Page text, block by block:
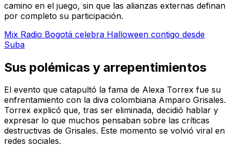
camino en el juego, sin que las alianzas externas definan
por completo su participación.
Mix Radio Bogotá celebra Halloween contigo desde
Suba
Sus polémicas y arrepentimientos
El evento que catapultó la fama de Alexa Torrex fue su
enfrentamiento con la diva colombiana Amparo Grisales.
Torrex explicó que, tras ser eliminada, decidió hablar y
expresar lo que muchos pensaban sobre las críticas
destructivas de Grisales. Este momento se volvió viral en
redes sociales.